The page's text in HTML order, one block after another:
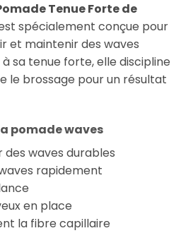
Tenue Forte de
spécialement conçue pour
et maintenir des waves
sa tenue forte, elle discipline
le brossage pour un résultat
pomade waves
waves durables
rapidement
en place
la fibre capillaire